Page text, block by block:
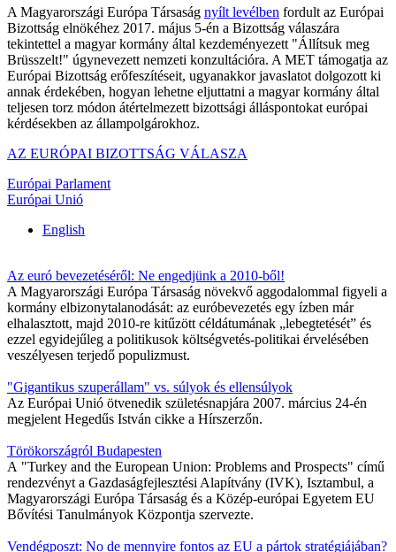
A Magyarországi Európa Társaság nyílt levélben fordult az Európai
Bizottság elnökéhez 2017. május 5-én a Bizottság válaszára
tekintettel a magyar kormány által kezdeményezett "Állítsuk meg
Brüsszelt!" úgynevezett nemzeti konzultációra. A MET támogatja az
Európai Bizottság erőfeszítéseit, ugyanakkor javaslatot dolgozott ki
annak érdekében, hogyan lehetne eljuttatni a magyar kormány által
teljesen torz módon átértelmezett bizottsági álláspontokat európai
kérdésekben az állampolgárokhoz.
AZ EURÓPAI BIZOTTSÁG VÁLASZA
Európai Parlament
Európai Unió
English
Az euró bevezetéséről: Ne engedjünk a 2010-ből!
A Magyarországi Európa Társaság növekvő aggodalommal figyeli a
kormány elbizonytalanodását: az euróbevezetés egy ízben már
elhalasztott, majd 2010-re kitűzött céldátumának „lebegtetését” és
ezzel egyidejűleg a politikusok költségvetés-politikai érvelésében
veszélyesen terjedő populizmust.
"Gigantikus szuperállam" vs. súlyok és ellensúlyok
Az Európai Unió ötvenedik születésnapjára 2007. március 24-én
megjelent Hegedűs István cikke a Hírszerzőn.
Törökországról Budapesten
A "Turkey and the European Union: Problems and Prospects" című
rendezvényt a Gazdaságfejlesztési Alapítvány (IVK), Isztambul, a
Magyarországi Európa Társaság és a Közép-európai Egyetem EU
Bővítési Tanulmányok Központja szervezte.
Vendégposzt: No de mennyire fontos az EU a pártok stratégiájában?